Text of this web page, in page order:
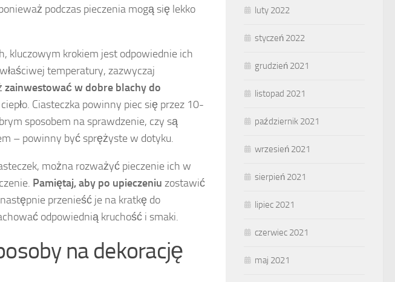
podczas pieczenia mogą się lekko
kluczowym krokiem jest odpowiednie ich
temperatury, zazwyczaj
zainwestować w dobre blachy do
Ciasteczka powinny piec się przez 10-
sposobem na sprawdzenie, czy są
– powinny być sprężyste w dotyku.
można rozważyć pieczenie ich w
Pamiętaj, aby po upieczeniu zostawić
przenieść je na kratkę do
odpowiednią kruchość i smaki.
na dekorację
luty 2022
styczeń 2022
grudzień 2021
listopad 2021
październik 2021
wrzesień 2021
sierpień 2021
lipiec 2021
czerwiec 2021
maj 2021